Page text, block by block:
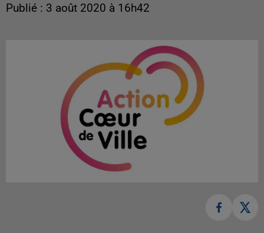
Publié : 3 août 2020 à 16h42